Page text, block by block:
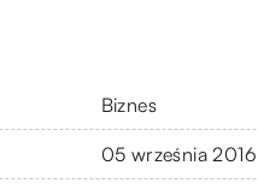
Biznes
05 września 2016